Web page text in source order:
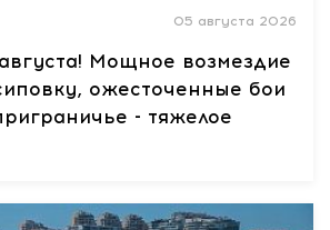
05 августа 2026
Мощное возмездие
ожесточенные бои
- тяжелое